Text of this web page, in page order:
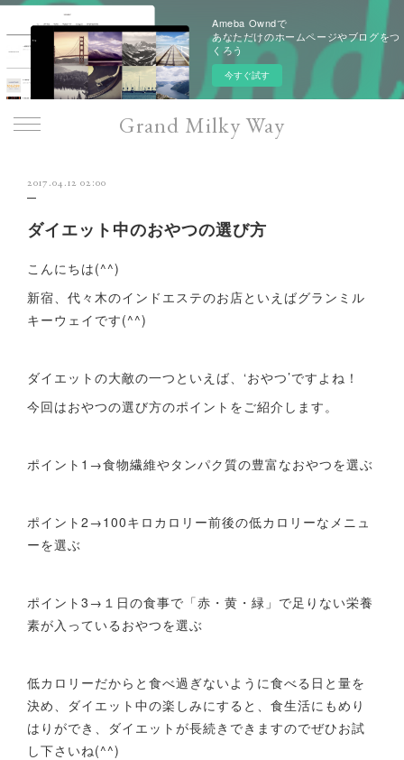
Ameba Owndで
あなただけのホームページやブログをつ
くろう
今すぐ試す
Grand Milky Way
2017.04.12 02:00
ダイエット中のおやつの選び方
こんにちは(^^)
新宿、代々木のインドエステのお店といえばグランミル
キーウェイです(^^)
ダイエットの大敵の一つといえば、‘おやつ’ですよね！
今回はおやつの選び方のポイントをご紹介します。
ポイント1→食物繊維やタンパク質の豊富なおやつを選ぶ
ポイント2→100キロカロリー前後の低カロリーなメニュ
ーを選ぶ
ポイント3→１日の食事で「赤・黄・緑」で足りない栄養
素が入っているおやつを選ぶ
低カロリーだからと食べ過ぎないように食べる日と量を
決め、ダイエット中の楽しみにすると、食生活にもめり
はりができ、ダイエットが長続きできますのでぜひお試
し下さいね(^^)